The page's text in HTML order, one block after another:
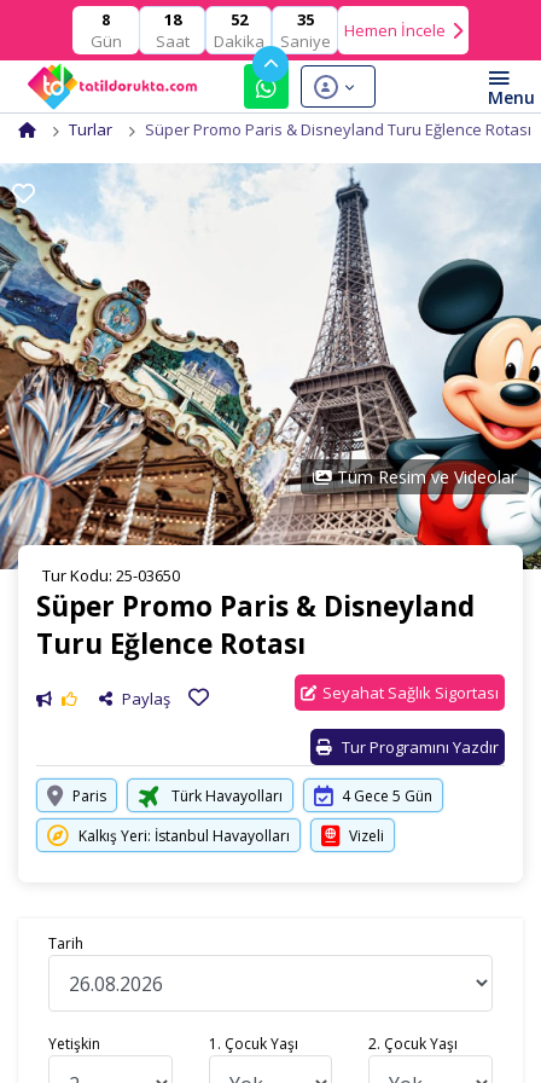
8
Gün
18
Saat
52
Dakika
34
Saniye
Hemen İncele
Turlar Süper Promo Paris & Disneyland Turu Eğlence Rotası
Tüm Resim ve Videolar
Tur Kodu: 25-03650
Süper Promo Paris & Disneyland
Turu Eğlence Rotası
Paylaş Seyahat Sağlık Sigortası
Tur Programını Yazdır
Paris Türk Havayolları
4 Gece 5 Gün
Kalkış Yeri: İstanbul Havayolları
Vizeli
Tarih
Yetişkin 1. Çocuk Yaşı 2. Çocuk Yaşı